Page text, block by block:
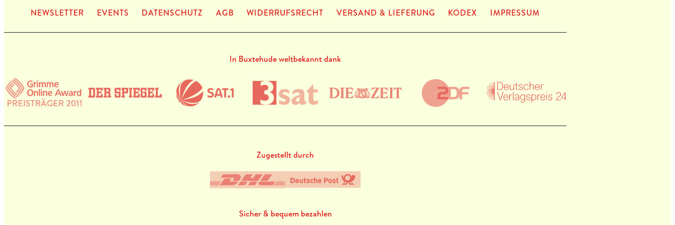
NEWS­LET­TER EVENTS DATEN­SCHUTZ AGB WIDERRUFSRECHT VERSAND & LIEFERUNG KODEX IMPRES­SUM
In Buxtehude weltbekannt dank
Zugestellt durch
Sicher & bequem bezahlen